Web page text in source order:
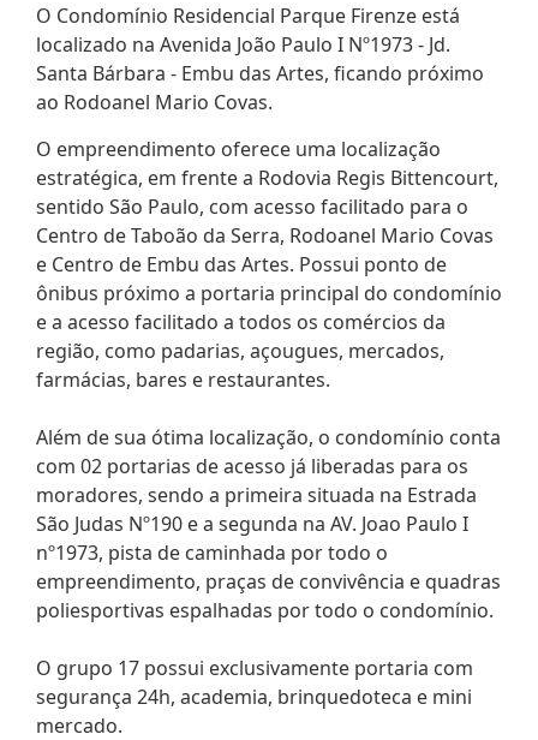
O Condomínio Residencial Parque Firenze está
localizado na Avenida João Paulo I Nº1973 - Jd.
Santa Bárbara - Embu das Artes, ficando próximo
ao Rodoanel Mario Covas.
O empreendimento oferece uma localização
estratégica, em frente a Rodovia Regis Bittencourt,
sentido São Paulo, com acesso facilitado para o
Centro de Taboão da Serra, Rodoanel Mario Covas
e Centro de Embu das Artes. Possui ponto de
ônibus próximo a portaria principal do condomínio
e a acesso facilitado a todos os comércios da
região, como padarias, açougues, mercados,
farmácias, bares e restaurantes.
Além de sua ótima localização, o condomínio conta
com 02 portarias de acesso já liberadas para os
moradores, sendo a primeira situada na Estrada
São Judas Nº190 e a segunda na AV. Joao Paulo I
nº1973, pista de caminhada por todo o
empreendimento, praças de convivência e quadras
poliesportivas espalhadas por todo o condomínio.
O grupo 17 possui exclusivamente portaria com
segurança 24h, academia, brinquedoteca e mini
mercado.